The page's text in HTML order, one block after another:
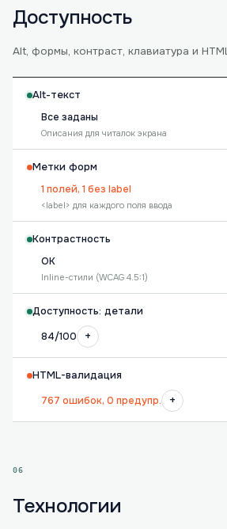
Доступность
Alt, формы, контраст, клавиатура и
Alt-текст
Все заданы
Описания для читалок экрана
Метки форм
1 полей, 1 без label
<label> для каждого поля ввода
Контрастность
OK
Inline-стили (WCAG 4.5:1)
Доступность: детали
84/100
+
HTML-валидация
767 ошибок, 0 предупр.
+
06
Технологии